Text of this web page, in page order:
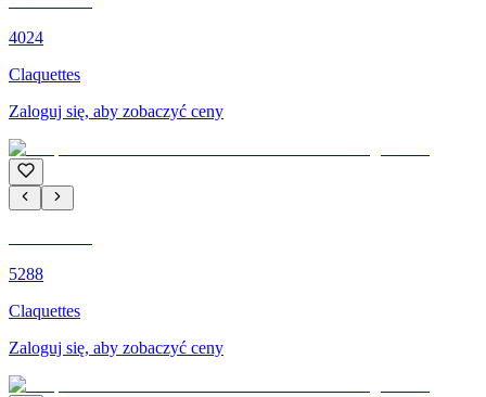
4024
Claquettes
Zaloguj się, aby zobaczyć ceny
5288
Claquettes
Zaloguj się, aby zobaczyć ceny